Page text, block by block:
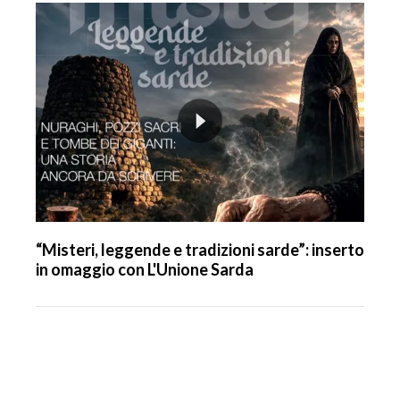
“Misteri, leggende e tradizioni sarde”: inserto
in omaggio con L'Unione Sarda